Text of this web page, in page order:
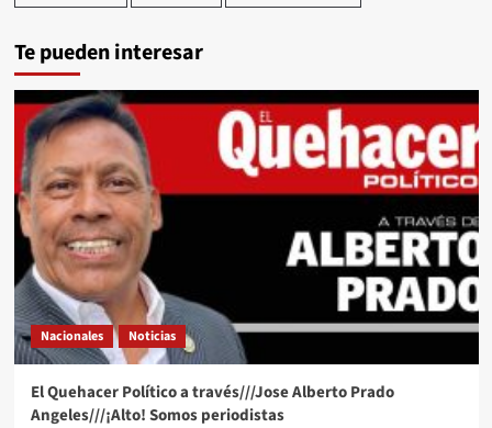
Te pueden interesar
Nacionales Noticias
El Quehacer Político a través///Jose Alberto Prado
Angeles///¡Alto! Somos periodistas